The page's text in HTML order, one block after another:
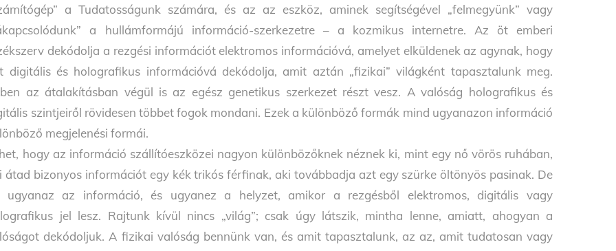
a Tudatosságunk számára, és az az eszköz, aminek segítségével „felmegyünk” vagy
a hullámformájú információ-szerkezetre – a kozmikus internetre. Az öt emberi
dekódolja a rezgési információt elektromos információvá, amelyet elküldenek az agynak, hogy
digitális és holografikus információvá dekódolja, amit aztán „fizikai” világként tapasztalunk meg.
az átalakításban végül is az egész genetikus szerkezet részt vesz. A valóság holografikus és
szintjeiről rövidesen többet fogok mondani. Ezek a különböző formák mind ugyanazon információ
megjelenési formái.
hogy az információ szállítóeszközei nagyon különbözőknek néznek ki, mint egy nő vörös ruhában,
átad bizonyos információt egy kék trikós férfinak, aki továbbadja azt egy szürke öltönyös pasinak. De
ugyanaz az információ, és ugyanez a helyzet, amikor a rezgésből elektromos, digitális vagy
jel lesz. Rajtunk kívül nincs „világ”; csak úgy látszik, mintha lenne, amiatt, ahogyan a
dekódoljuk. A fizikai valóság bennünk van, és amit tapasztalunk, az az, amit tudatosan vagy